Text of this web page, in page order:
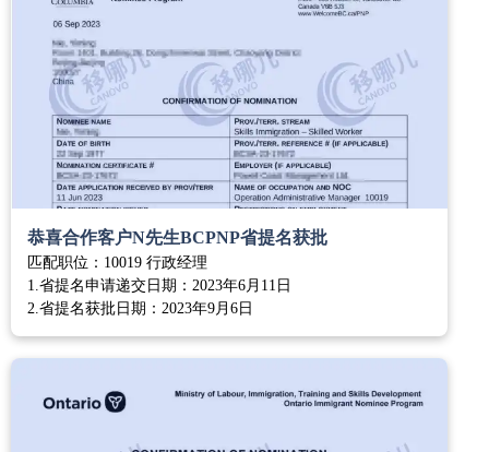
恭喜合作客户N先生BCPNP省提名获批
匹配职位：10019 行政经理
1.省提名申请递交日期：2023年6月11日
2.省提名获批日期：2023年9月6日